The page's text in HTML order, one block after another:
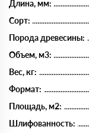
Длина, мм:
Сорт:
Порода древесины:
Объем, м3:
Вес, кг:
Формат:
Площадь, м2:
Шлифованность: